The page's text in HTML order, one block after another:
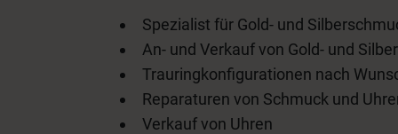
Spezialist für Gold- und
An- und Verkauf von Gold- und
Trauringkonfigurationen nach
Reparaturen von Schmuck und
Verkauf von Uhren